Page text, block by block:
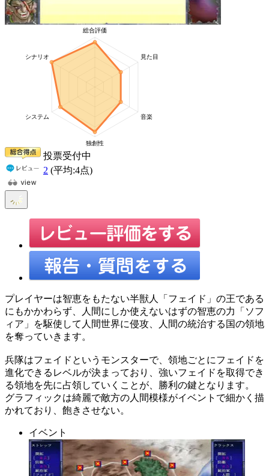
投票受付中
2 (平均:4点)
プレイヤーは智恵をもたない半獣人「フェイド」の王である
にもかかわらず、人間にしか使えないはずの智恵の力「ソフ
ィア」を駆使して人間世界に侵攻、人間の統治する国の領地
を奪っていきます。
兵隊はフェイドというモンスターで、領地ごとにフェイドを
進化できるレベルが決まっており、強いフェイドを取得でき
る領地を先に占領していくことが、勝利の鍵となります。
グラフィックは綺麗で敵方の人間模様がイベントで細かく描
かれており、飽きさせない。
イベント